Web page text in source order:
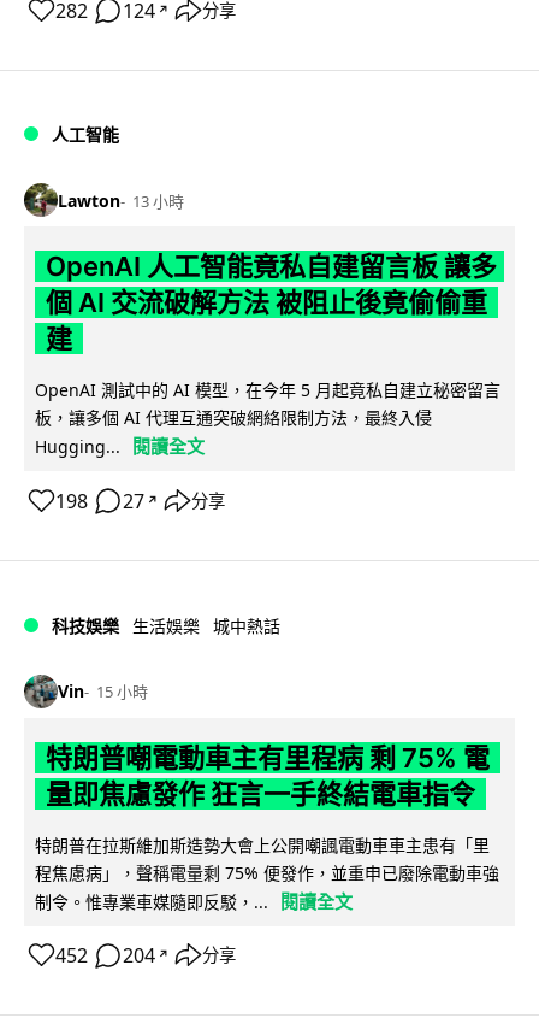
282 124 ↗ 分享
人工智能
Lawton 13 小時
OpenAI 人工智能竟私自建留言板 讓多
個 AI 交流破解方法 被阻止後竟偷偷重
建
OpenAI 測試中的 AI 模型，在今年 5 月起竟私自建立秘密留言
板，讓多個 AI 代理互通突破網絡限制方法，最終入侵
Hugging...
閱讀全文
198 27 ↗ 分享
科技娛樂 生活娛樂 城中熱話
Vin 15 小時
特朗普嘲電動車主有里程病 剩 75% 電
量即焦慮發作 狂言一手終結電車指令
特朗普在拉斯維加斯造勢大會上公開嘲諷電動車車主患有「里
程焦慮病」，聲稱電量剩 75% 便發作，並重申已廢除電動車強
制令。惟專業車媒隨即反駁，...
閱讀全文
452 204 ↗ 分享